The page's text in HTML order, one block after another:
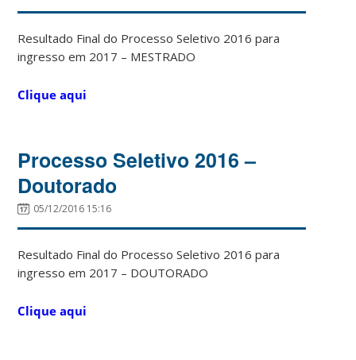
Resultado Final do Processo Seletivo 2016 para
ingresso em 2017 – MESTRADO
Clique aqui
Processo Seletivo 2016 –
Doutorado
05/12/2016 15:16
Resultado Final do Processo Seletivo 2016 para
ingresso em 2017 – DOUTORADO
Clique aqui